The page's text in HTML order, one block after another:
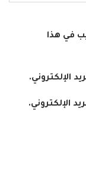
في هذا
الإلكتروني.
الإلكتروني.